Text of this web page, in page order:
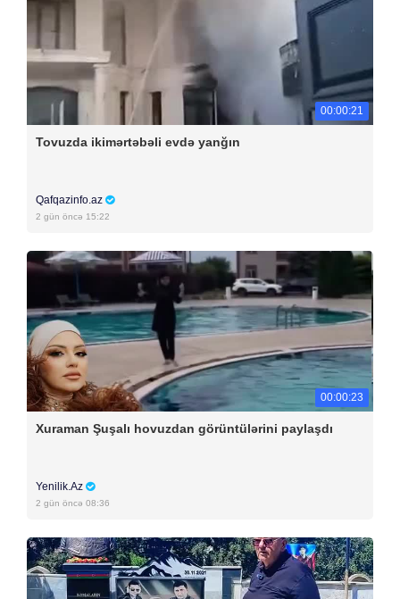
00:00:21
Tovuzda ikimərtəbəli evdə yanğın
Qafqazinfo.az
2 gün öncə 15:22
00:00:23
Xuraman Şuşalı hovuzdan görüntülərini paylaşdı
Yenilik.Az
2 gün öncə 08:36